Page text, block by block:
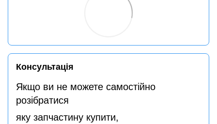
Консультація
Якщо ви не можете самостійно
розібратися
яку запчастину купити,